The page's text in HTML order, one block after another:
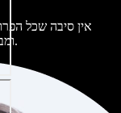
אין סיבה שכל
ומבטאים של בינה מלאכותית והתאימו אותם אליכם.